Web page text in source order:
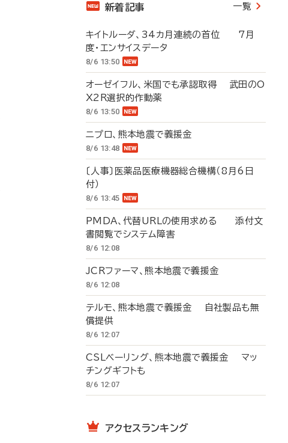
新着記事 一覧
キイトルーダ、34カ月連続の首位 7月
度・エンサイスデータ
8/6 13:50
オーゼイフル、米国でも承認取得 武田のO
X2R選択的作動薬
8/6 13:50
ニプロ、熊本地震で義援金
8/6 13:48
〔人事〕医薬品医療機器総合機構（8月6日
付）
8/6 13:45
PMDA、代替URLの使用求める 添付文
書閲覧でシステム障害
8/6 12:08
JCRファーマ、熊本地震で義援金
8/6 12:08
テルモ、熊本地震で義援金 自社製品も無
償提供
8/6 12:07
CSLベーリング、熊本地震で義援金 マッ
チングギフトも
8/6 12:07
アクセスランキング